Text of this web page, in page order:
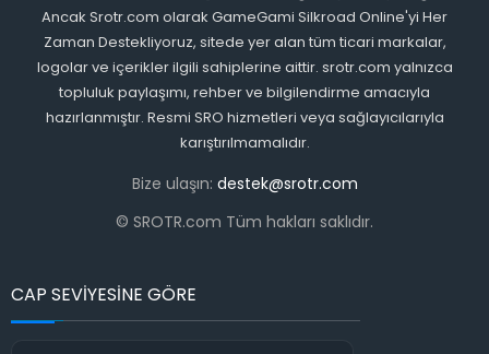
Ancak Srotr.com olarak GameGami Silkroad Online'yi Her
Zaman Destekliyoruz, sitede yer alan tüm ticari markalar,
logolar ve içerikler ilgili sahiplerine aittir. srotr.com yalnızca
topluluk paylaşımı, rehber ve bilgilendirme amacıyla
hazırlanmıştır. Resmi SRO hizmetleri veya sağlayıcılarıyla
karıştırılmamalıdır.
Bize ulaşın: destek@srotr.com
© SROTR.com Tüm hakları saklıdır.
CAP SEVİYESİNE GÖRE